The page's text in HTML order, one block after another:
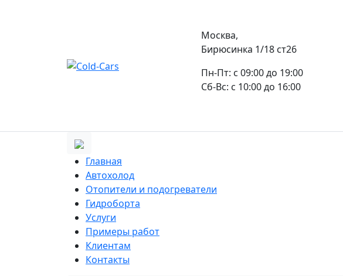
Москва,
Бирюсинка 1/18 ст26 ​
Пн-Пт: с 09:00 до 19:00
Сб-Вс: с 10:00 до 16:00
Главная
Автохолод
Отопители и подогреватели
Гидроборта
Услуги
Примеры работ
Клиентам
Контакты